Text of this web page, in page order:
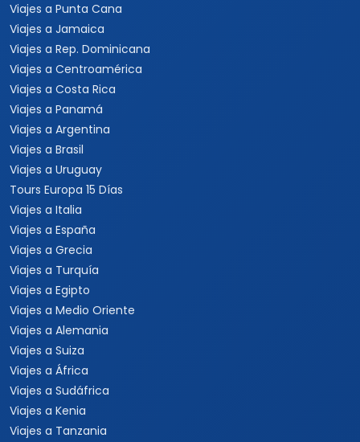
Viajes a Punta Cana
Viajes a Jamaica
Viajes a Rep. Dominicana
Viajes a Centroamérica
Viajes a Costa Rica
Viajes a Panamá
Viajes a Argentina
Viajes a Brasil
Viajes a Uruguay
Tours Europa 15 Días
Viajes a Italia
Viajes a España
Viajes a Grecia
Viajes a Turquía
Viajes a Egipto
Viajes a Medio Oriente
Viajes a Alemania
Viajes a Suiza
Viajes a África
Viajes a Sudáfrica
Viajes a Kenia
Viajes a Tanzania